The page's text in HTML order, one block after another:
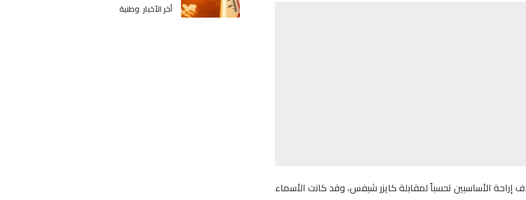
إراحة الأساسيين تحسباً لمقابلة كايزر شيفس، وقد كانت الأسماء
أخر الأخبار وطنية